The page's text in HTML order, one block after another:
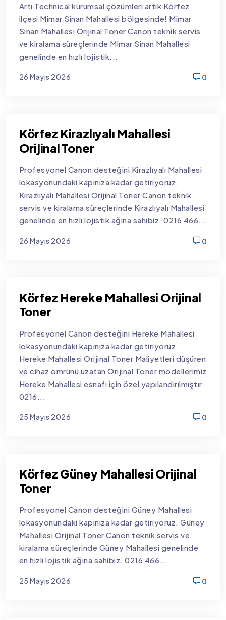
Artı Technical kurumsal çözümleri artık Körfez
ilçesi Mimar Sinan Mahallesi bölgesinde! Mimar
Sinan Mahallesi Orijinal Toner Canon teknik servis
ve kiralama süreçlerinde Mimar Sinan Mahallesi
genelinde en hızlı lojistik...
26 Mayıs 2026
0
Körfez Kirazlıyalı Mahallesi
Orijinal Toner
Profesyonel Canon desteğini Kirazlıyalı Mahallesi
lokasyonundaki kapınıza kadar getiriyoruz.
Kirazlıyalı Mahallesi Orijinal Toner Canon teknik
servis ve kiralama süreçlerinde Kirazlıyalı Mahallesi
genelinde en hızlı lojistik ağına sahibiz. 0216 466...
26 Mayıs 2026
0
Körfez Hereke Mahallesi Orijinal
Toner
Profesyonel Canon desteğini Hereke Mahallesi
lokasyonundaki kapınıza kadar getiriyoruz.
Hereke Mahallesi Orijinal Toner Maliyetleri düşüren
ve cihaz ömrünü uzatan Orijinal Toner modellerimiz
Hereke Mahallesi esnafı için özel yapılandırılmıştır.
0216...
25 Mayıs 2026
0
Körfez Güney Mahallesi Orijinal
Toner
Profesyonel Canon desteğini Güney Mahallesi
lokasyonundaki kapınıza kadar getiriyoruz. Güney
Mahallesi Orijinal Toner Canon teknik servis ve
kiralama süreçlerinde Güney Mahallesi genelinde
en hızlı lojistik ağına sahibiz. 0216 466...
25 Mayıs 2026
0